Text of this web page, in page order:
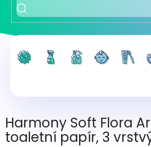
Harmony Soft Flora
toaletní papír, 3